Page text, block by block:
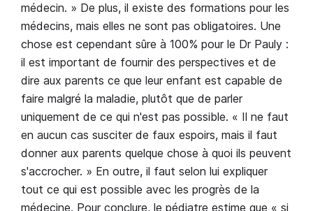
médecin. » De plus, il existe des formations pour les
médecins, mais elles ne sont pas obligatoires. Une
chose est cependant sûre à 100% pour le Dr Pauly :
il est important de fournir des perspectives et de
dire aux parents ce que leur enfant est capable de
faire malgré la maladie, plutôt que de parler
uniquement de ce qui n'est pas possible. « Il ne faut
en aucun cas susciter de faux espoirs, mais il faut
donner aux parents quelque chose à quoi ils peuvent
s'accrocher. » En outre, il faut selon lui expliquer
tout ce qui est possible avec les progrès de la
médecine. Pour conclure, le pédiatre estime que « si